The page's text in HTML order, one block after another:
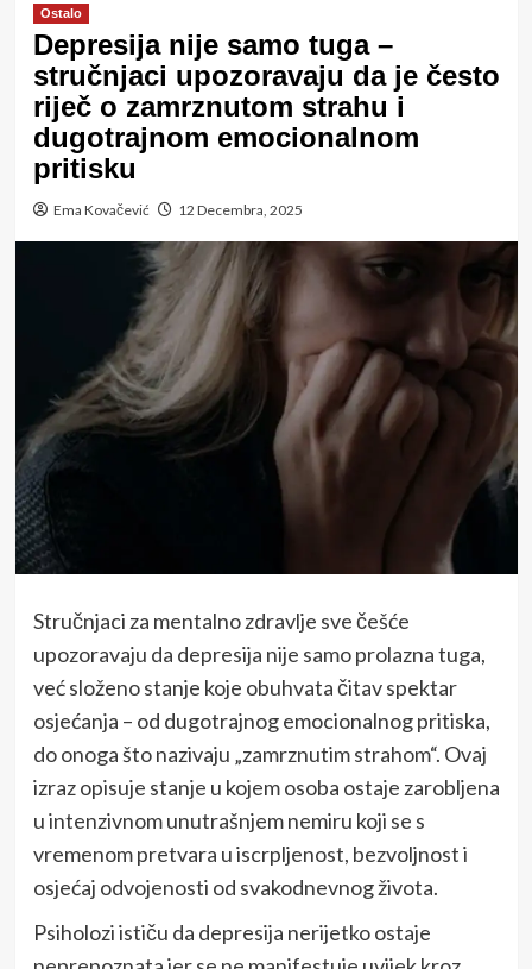
Ostalo
Depresija nije samo tuga –
stručnjaci upozoravaju da je često
riječ o zamrznutom strahu i
dugotrajnom emocionalnom
pritisku
Ema Kovačević 12 Decembra, 2025
Stručnjaci za mentalno zdravlje sve češće
upozoravaju da depresija nije samo prolazna tuga,
već složeno stanje koje obuhvata čitav spektar
osjećanja – od dugotrajnog emocionalnog pritiska,
do onoga što nazivaju „zamrznutim strahom“. Ovaj
izraz opisuje stanje u kojem osoba ostaje zarobljena
u intenzivnom unutrašnjem nemiru koji se s
vremenom pretvara u iscrpljenost, bezvoljnost i
osjećaj odvojenosti od svakodnevnog života.
Psiholozi ističu da depresija nerijetko ostaje